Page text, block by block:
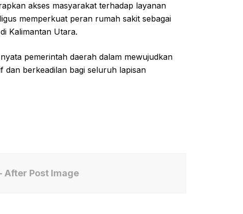
akses masyarakat terhadap layanan
memperkuat peran rumah sakit sebagai
Kalimantan Utara.
pemerintah daerah dalam mewujudkan
dan berkeadilan bagi seluruh lapisan
After Post Image